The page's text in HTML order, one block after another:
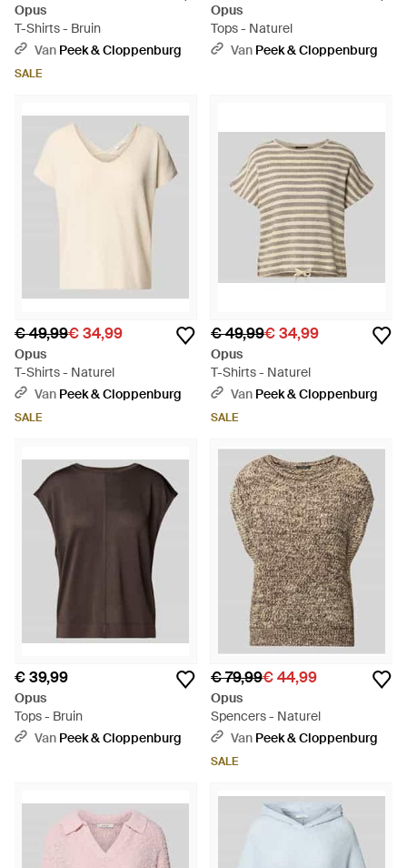
Opus
T-Shirts - Bruin
Van Peek & Cloppenburg
SALE
Opus
Tops - Naturel
Van Peek & Cloppenburg
€ 49,99€ 34,99
Opus
T-Shirts - Naturel
Van Peek & Cloppenburg
SALE
€ 49,99€ 34,99
Opus
T-Shirts - Naturel
Van Peek & Cloppenburg
SALE
€ 39,99
Opus
Tops - Bruin
Van Peek & Cloppenburg
€ 79,99€ 44,99
Opus
Spencers - Naturel
Van Peek & Cloppenburg
SALE